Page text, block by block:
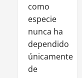
como
especie
nunca ha
dependido
únicamente
de